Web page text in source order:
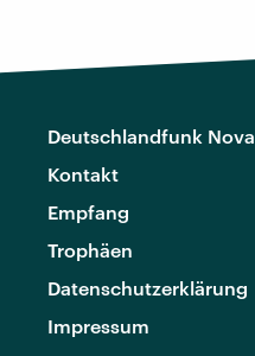
Deutschlandfunk Nova
Kontakt
Empfang
Trophäen
Datenschutzerklärung
Impressum